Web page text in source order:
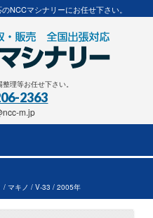
NCCマシナリーにお任せ下さい。
理等お任せ下さい。
2363
m.jp
/ マキノ / V-33 / 2005年